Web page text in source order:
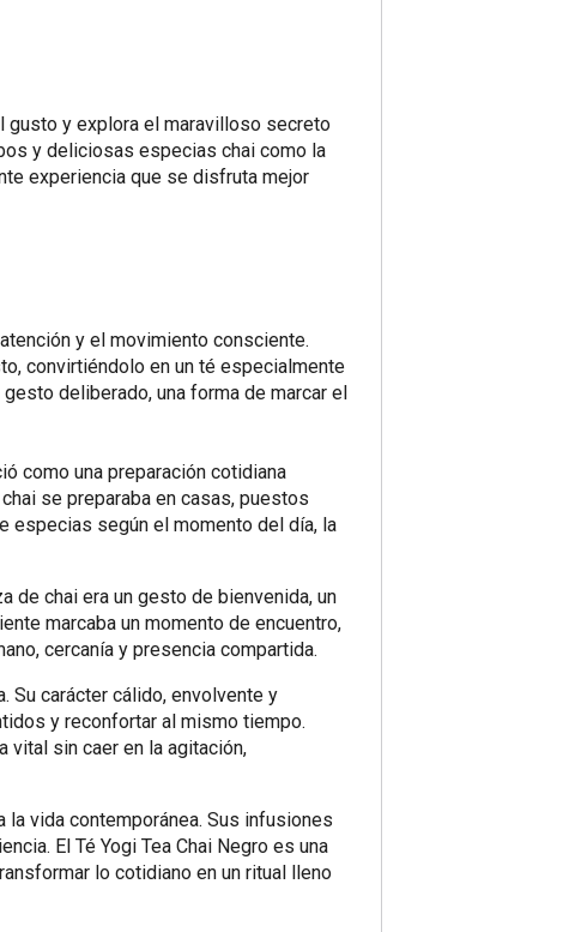
gusto y explora el maravilloso secreto
y deliciosas especias chai como la
experiencia que se disfruta mejor
y el movimiento consciente.
convirtiéndolo en un té especialmente
deliberado, una forma de marcar el
como una preparación cotidiana
se preparaba en casas, puestos
especias según el momento del día, la
de chai era un gesto de bienvenida, un
marcaba un momento de encuentro,
cercanía y presencia compartida.
Su carácter cálido, envolvente y
y reconfortar al mismo tiempo.
vital sin caer en la agitación,
la vida contemporánea. Sus infusiones
El Té Yogi Tea Chai Negro es una
lo cotidiano en un ritual lleno